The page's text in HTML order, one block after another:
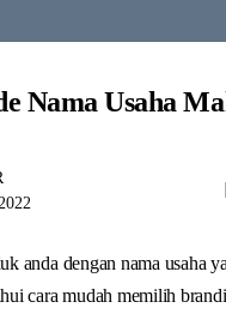
Nama Usaha
anda dengan nama usaha
cara mudah memilih